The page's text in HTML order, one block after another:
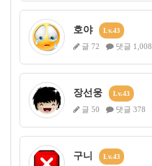
호야 Lv.43
글 72 댓글 1,008
장선웅 Lv.43
글 50 댓글 378
구니 Lv.43